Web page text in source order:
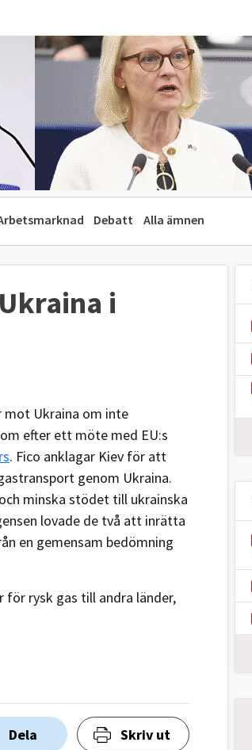
Debatt Alla ämnen
i
mot Ukraina om inte
efter ett möte med EU:s
. Fico anklagar Kiev för att
genom Ukraina.
minska stödet till ukrainska
lovade de två att inrätta
en gemensam bedömning
för rysk gas till andra länder,
Dela Skriv ut